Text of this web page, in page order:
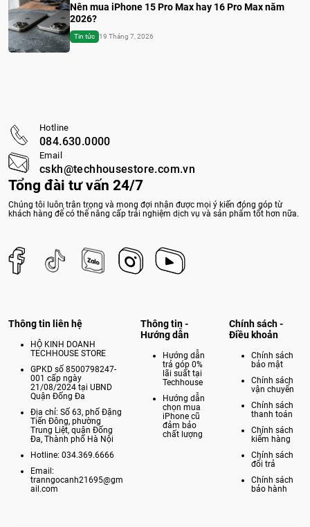
Nên mua iPhone 15 Pro Max hay 16 Pro Max năm
2026?
Tin tức 19 Tháng 7, 2026
Tổng đài tư vấn 24/7
Chúng tôi luôn trân trọng và mong đợi nhận được mọi ý kiến đóng góp từ
khách hàng để có thể nâng cấp trải nghiệm dịch vụ và sản phẩm tốt hơn nữa.
Hotline
084.630.0000
Email
cskh@techhousestore.com.vn
Thông tin liên hệ
HỘ KINH DOANH
TECHHOUSE STORE
GPKD số 8500798247-
001 cấp ngày
21/08/2024 tại UBND
Quận Đống Đa
Địa chỉ: Số 63, phố Đặng
Tiến Đông, phường
Trung Liệt, quận Đống
Đa, Thành phố Hà Nội
Hotline: 034.369.6666
Email:
tranngocanh21695@gm
ail.com
Thông tin -
Hướng dẫn
Hướng dẫn
trả góp 0%
lãi suất tại
Techhouse
Hướng dẫn
chọn mua
iPhone cũ
đảm bảo
chất lượng
Chính sách -
Điều khoản
Chính sách
bảo mật
Chính sách
vận chuyển
Chính sách
thanh toán
Chính sách
kiểm hàng
Chính sách
đổi trả
Chính sách
bảo hành